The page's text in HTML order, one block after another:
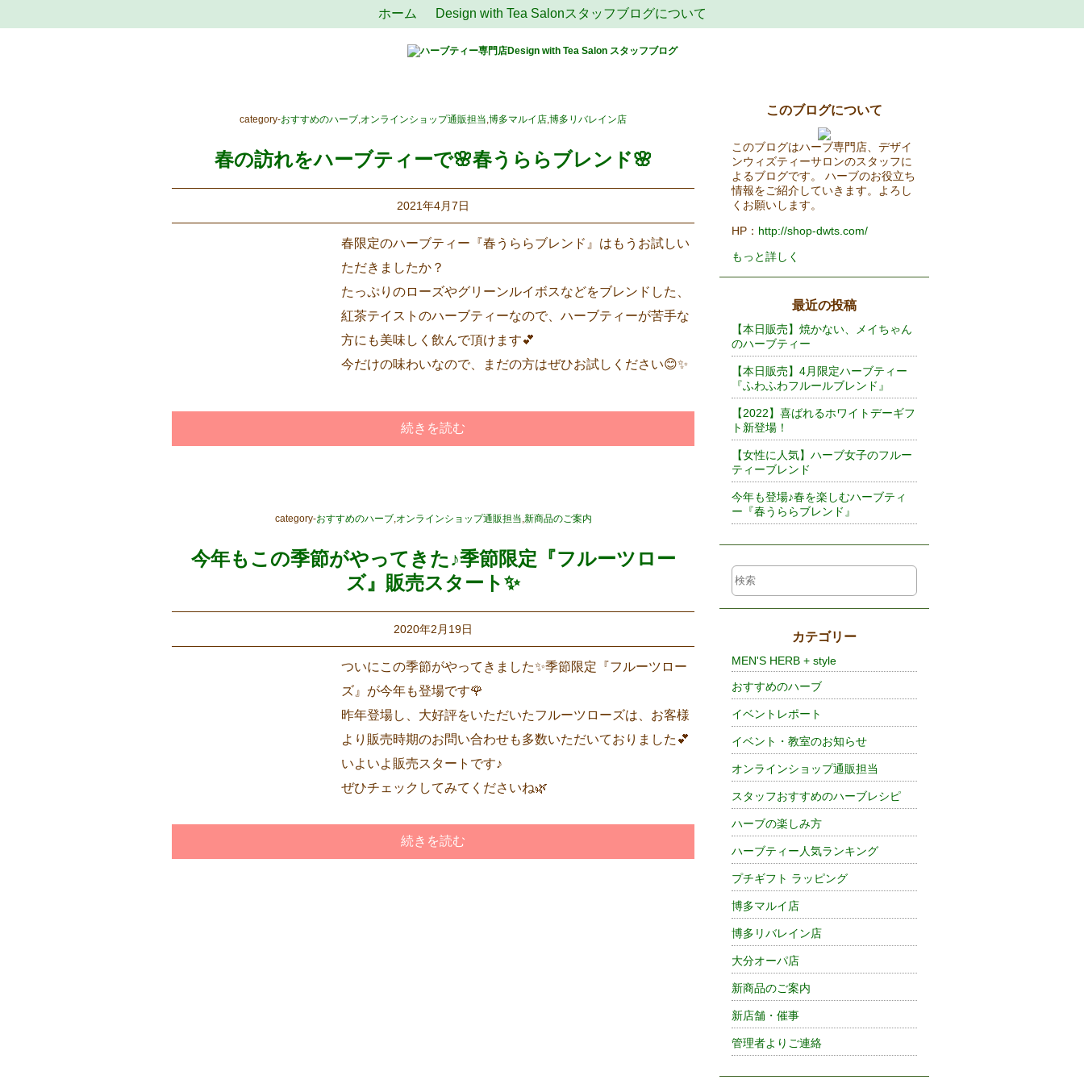
ホーム Design with Tea Salonスタッフブログについて
category-おすすめのハーブ,オンラインショップ通販担当,博多マルイ店,博多リバレイン店
春の訪れをハーブティーで🌸春うららブレンド🌸
2021年4月7日
春限定のハーブティー『春うららブレンド』はもうお試しい
ただきましたか？
たっぷりのローズやグリーンルイボスなどをブレンドした、
紅茶テイストのハーブティーなので、ハーブティーが苦手な
方にも美味しく飲んで頂けます💕
今だけの味わいなので、まだの方はぜひお試しください😊✨
続きを読む
category-おすすめのハーブ,オンラインショップ通販担当,新商品のご案内
今年もこの季節がやってきた♪季節限定『フルーツロー
ズ』販売スタート✨
2020年2月19日
ついにこの季節がやってきました✨季節限定『フルーツロー
ズ』が今年も登場です🌹
昨年登場し、大好評をいただいたフルーツローズは、お客様
より販売時期のお問い合わせも多数いただいておりました💕
いよいよ販売スタートです♪
ぜひチェックしてみてくださいね🌿
続きを読む
このブログについて
このブログはハーブ専門店、デザイ
ンウィズティーサロンのスタッフに
よるブログです。 ハーブのお役立ち
情報をご紹介していきます。よろし
くお願いします。
HP： http://shop-dwts.com/
もっと詳しく
最近の投稿
【本日販売】焼かない、メイちゃん
のハーブティー
【本日販売】4月限定ハーブティー
『ふわふわフルールブレンド』
【2022】喜ばれるホワイトデーギフ
ト新登場！
【女性に人気】ハーブ女子のフルー
ティーブレンド
今年も登場♪春を楽しむハーブティ
ー『春うららブレンド』
カテゴリー
MEN'S HERB + style
おすすめのハーブ
イベントレポート
イベント・教室のお知らせ
オンラインショップ通販担当
スタッフおすすめのハーブレシピ
ハーブの楽しみ方
ハーブティー人気ランキング
プチギフト ラッピング
博多マルイ店
博多リバレイン店
大分オーパ店
新商品のご案内
新店舗・催事
管理者よりご連絡